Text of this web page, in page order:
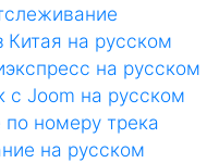
Китая на русском
на русском
Joom на русском
номеру трека
на русском